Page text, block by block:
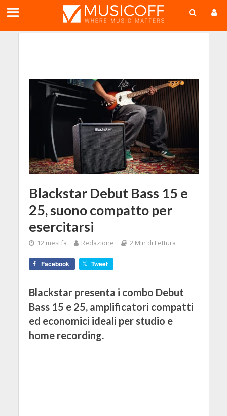
Blackstar Debut Bass 15 e
25, suono compatto per
esercitarsi
12 mesi fa Redazione 2 Min di Lettura
Facebook Tweet
Blackstar presenta i combo Debut
Bass 15 e 25, amplificatori compatti
ed economici ideali per studio e
home recording.